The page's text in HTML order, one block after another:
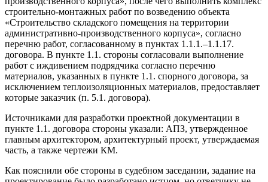
строительно-монтажных работ по возведению объекта
«Строительство складского помещения на территории
административно-производственного корпуса», согласно
перечню работ, согласованному в пунктах 1.1.1.–1.1.17.
договора. В пункте 1.1. стороны согласовали выполнение
работ с иждивением подрядчика согласно перечню
материалов, указанных в пункте 1.1. спорного договора, за
исключением теплоизоляционных материалов, предоставляет
которые заказчик (п. 5.1. договора).
Источниками для разработки проектной документации в
пункте 1.1. договора стороны указали: АПЗ, утвержденное
главным архитектором, архитектурный проект, утверждаемая
часть, а также чертежи КМ.
Как пояснили обе стороны в судебном заседании, задание на